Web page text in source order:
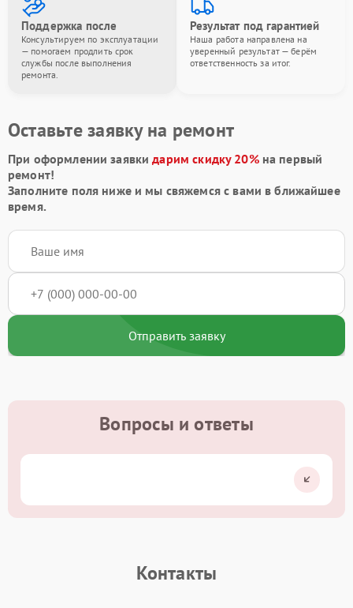
Поддержка после
Консультируем по эксплуатации
— помогаем продлить срок
службы после выполнения
ремонта.
Результат под гарантией
Наша работа направлена на
уверенный результат — берём
ответственность за итог.
Оставьте заявку на ремонт
При оформлении заявкидарим скидку 20%на первый
ремонт!
Заполните поля ниже и мы свяжемся с вами в ближайшее
время.
Отправить заявку
Вопросы и ответы
Контакты